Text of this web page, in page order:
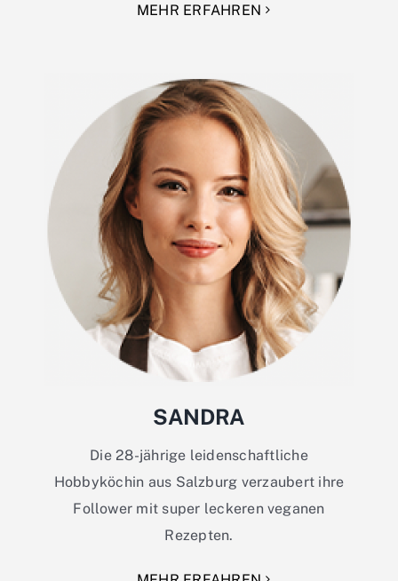
MEHR ERFAHREN
SANDRA
Die 28-jährige leidenschaftliche
Hobbyköchin aus Salzburg verzaubert ihre
Follower mit super leckeren veganen
Rezepten.